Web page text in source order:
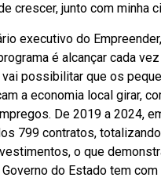
crescer, junto com minha
executivo do
é alcançar cada
vai possibilitar que os
a economia local girar,
De 2019 a 2024,
799 contratos,
o que
do Estado tem com